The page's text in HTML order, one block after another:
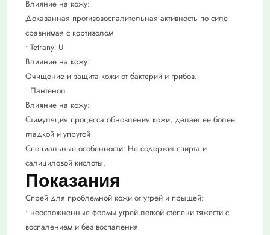
Влияние на кожу:
Доказанная противовоспалительная активность по силе
сравнимая с кортизолом
• Tetranyl U
Влияние на кожу:
Очищение и защита кожи от бактерий и грибов.
• Пантенол
Влияние на кожу:
Стимуляция процесса обновления кожи, делает ее более
гладкой и упругой
Специальные особенности: Не содержит спирта и
салициловой кислоты.
Показания
Спрей для проблемной кожи от угрей и прыщей:
• неосложненные формы угрей легкой степени тяжести с
воспалением и без воспаления